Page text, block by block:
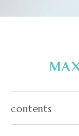
contents